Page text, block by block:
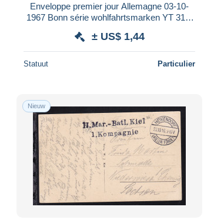
Enveloppe premier jour Allemagne 03-10-
1967 Bonn série wohlfahrtsmarken YT 310-
± US$ 1,44
Statuut Particulier
Nieuw